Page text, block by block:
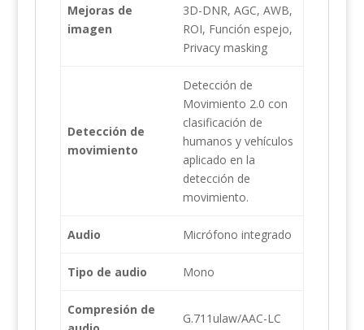
Mejoras de
imagen
3D-DNR, AGC, AWB,
ROI, Función espejo,
Privacy masking
Detección de
movimiento
Detección de
Movimiento 2.0 con
clasificación de
humanos y vehículos
aplicado en la
detección de
movimiento.
Audio Micrófono integrado
Tipo de audio Mono
Compresión de
G.711ulaw/AAC-LC